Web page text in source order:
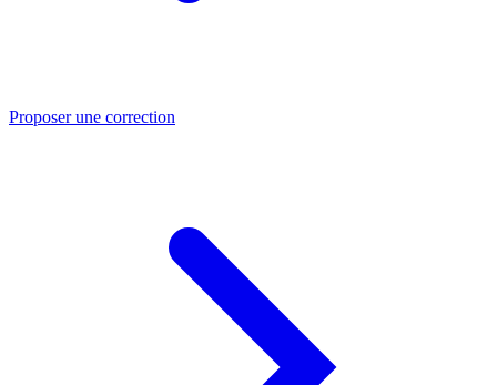
Proposer une correction